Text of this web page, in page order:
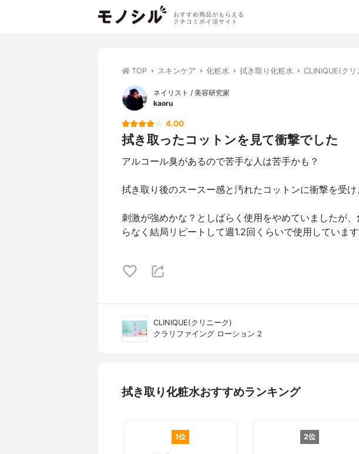
おすすめ商品がもらえる
クチコミポイ活サイト
TOP スキンケア 化粧水 拭き取り化粧水 CLINIQUE(ク
ネイリスト / 美容研究家
kaoru
4.00
拭き取ったコットンを見て衝撃でした
アルコール臭があるので苦手な人は苦手かも？
拭き取り後のスースー感と汚れたコットンに衝撃を受け
刺激が強めかな？としばらく使用をやめていましたが
らなく結局リピートして週1.2回くらいで使用しています
CLINIQUE(クリニーク)
クラリファイング ローション 2
拭き取り化粧水おすすめランキング
1位 2位